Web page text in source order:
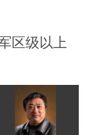
区级以上